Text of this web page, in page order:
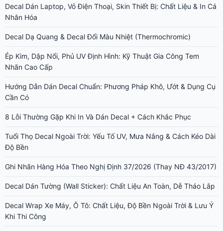
Decal Dán Laptop, Vỏ Điện Thoại, Skin Thiết Bị: Chất Liệu & In Cá
Nhân Hóa
Decal Dạ Quang & Decal Đổi Màu Nhiệt (Thermochromic)
Ép Kim, Dập Nổi, Phủ UV Định Hình: Kỹ Thuật Gia Công Tem
Nhãn Cao Cấp
Hướng Dẫn Dán Decal Chuẩn: Phương Pháp Khô, Ướt & Dụng Cụ
Cần Có
8 Lỗi Thường Gặp Khi In Và Dán Decal + Cách Khắc Phục
Tuổi Thọ Decal Ngoài Trời: Yếu Tố UV, Mưa Nắng & Cách Kéo Dài
Độ Bền
Ghi Nhãn Hàng Hóa Theo Nghị Định 37/2026 (Thay NĐ 43/2017)
Decal Dán Tường (Wall Sticker): Chất Liệu An Toàn, Dễ Tháo Lắp
Decal Wrap Xe Máy, Ô Tô: Chất Liệu, Độ Bền Ngoài Trời & Lưu Ý
Khi Thi Công